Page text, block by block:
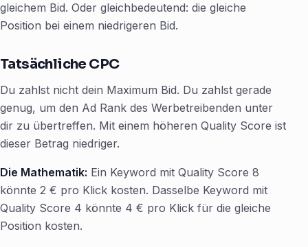
gleichem Bid. Oder gleichbedeutend: die gleiche
Position bei einem niedrigeren Bid.
Tatsächliche CPC
Du zahlst nicht dein Maximum Bid. Du zahlst gerade
genug, um den Ad Rank des Werbetreibenden unter
dir zu übertreffen. Mit einem höheren Quality Score ist
dieser Betrag niedriger.
Die Mathematik: Ein Keyword mit Quality Score 8
könnte 2 € pro Klick kosten. Dasselbe Keyword mit
Quality Score 4 könnte 4 € pro Klick für die gleiche
Position kosten.